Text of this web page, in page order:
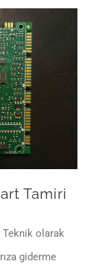
Tamiri
olarak
giderme